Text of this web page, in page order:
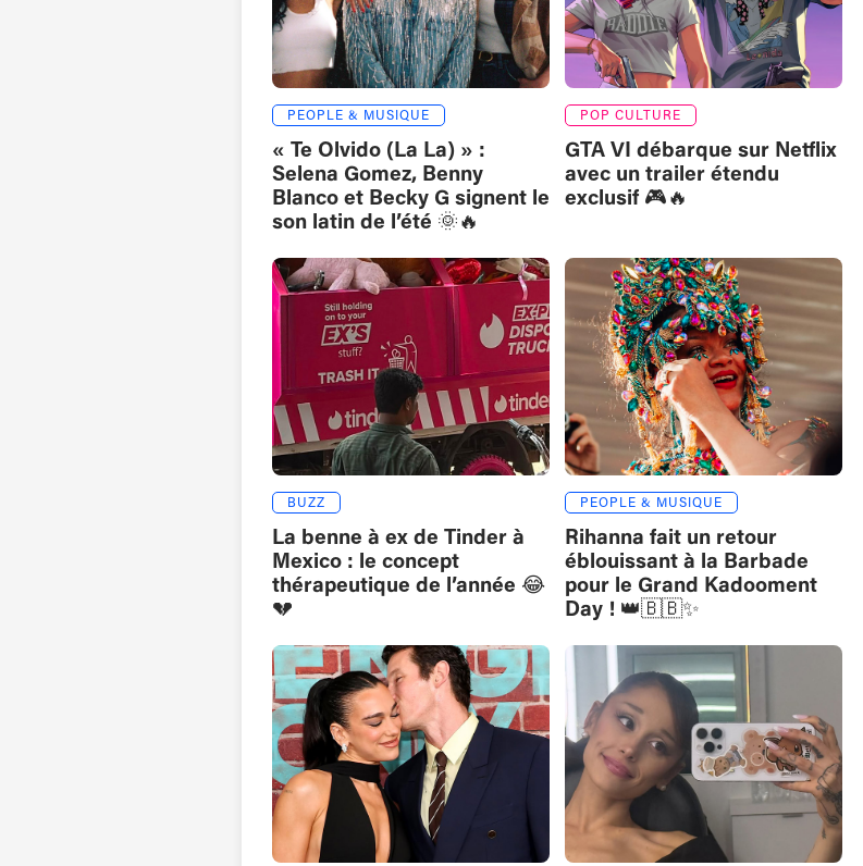
PEOPLE & MUSIQUE
« Te Olvido (La La) » :
Selena Gomez, Benny
Blanco et Becky G signent le
son latin de l’été 🌞🔥
POP CULTURE
GTA VI débarque sur Netflix
avec un trailer étendu
exclusif 🎮🔥
BUZZ
La benne à ex de Tinder à
Mexico : le concept
thérapeutique de l’année 😂
💔
PEOPLE & MUSIQUE
Rihanna fait un retour
éblouissant à la Barbade
pour le Grand Kadooment
Day ! 👑🇧🇧✨